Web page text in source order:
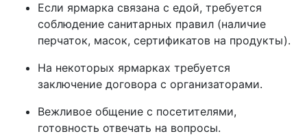
Если ярмарка связана с едой, требуется
соблюдение санитарных правил (наличие
перчаток, масок, сертификатов на продукты).
На некоторых ярмарках требуется
заключение договора с организаторами.
Вежливое общение с посетителями,
готовность отвечать на вопросы.